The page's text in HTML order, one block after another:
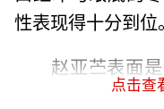
性表现得十分到位。
赵亚苎表面
实则是境外间
点击查